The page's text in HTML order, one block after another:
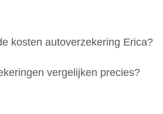
kosten autoverzekering Erica?
vergelijken precies?